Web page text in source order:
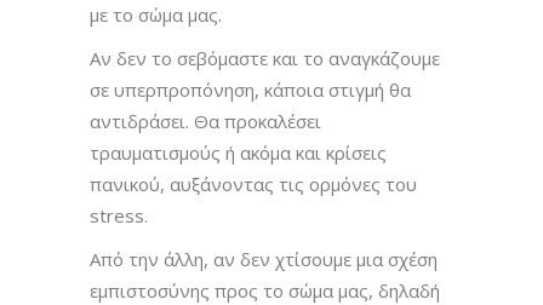
με το σώμα μας.
Αν δεν το σεβόμαστε και το αναγκάζουμε
σε υπερπροπόνηση, κάποια στιγμή θα
αντιδράσει. Θα προκαλέσει
τραυματισμούς ή ακόμα και κρίσεις
πανικού, αυξάνοντας τις ορμόνες του
stress.
Από την άλλη, αν δεν χτίσουμε μια σχέση
εμπιστοσύνης προς το σώμα μας, δηλαδή